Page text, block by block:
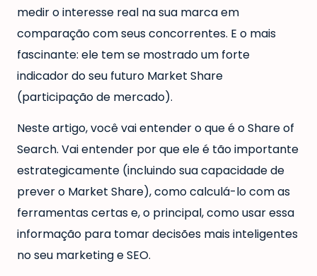
medir o interesse real na sua marca em
comparação com seus concorrentes. E o mais
fascinante: ele tem se mostrado um forte
indicador do seu futuro Market Share
(participação de mercado).
Neste artigo, você vai entender o que é o Share of
Search. Vai entender por que ele é tão importante
estrategicamente (incluindo sua capacidade de
prever o Market Share), como calculá-lo com as
ferramentas certas e, o principal, como usar essa
informação para tomar decisões mais inteligentes
no seu marketing e SEO.